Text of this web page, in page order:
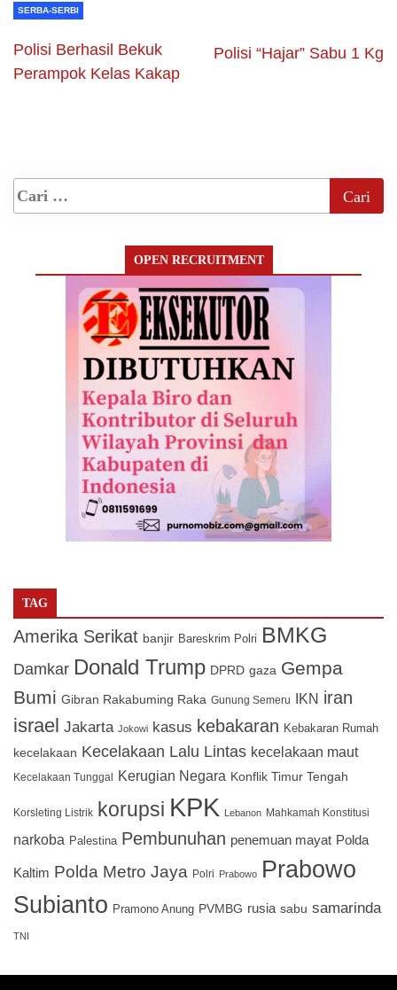
SERBA-SERBI
Polisi Berhasil Bekuk
Perampok Kelas Kakap
Polisi “Hajar” Sabu 1 Kg
OPEN RECRUITMENT
TAG
Amerika Serikat banjir Bareskrim Polri BMKG
Damkar Donald Trump DPRD gaza Gempa
Bumi Gibran Rakabuming Raka Gunung Semeru IKN iran
israel Jakarta Jokowi kasus kebakaran Kebakaran Rumah
kecelakaan Kecelakaan Lalu Lintas kecelakaan maut
Kecelakaan Tunggal Kerugian Negara Konflik Timur Tengah
Korsleting Listrik korupsi KPK Lebanon Mahkamah Konstitusi
narkoba Palestina Pembunuhan penemuan mayat Polda
Kaltim Polda Metro Jaya Polri Prabowo Prabowo
Subianto Pramono Anung PVMBG rusia sabu samarinda
TNI